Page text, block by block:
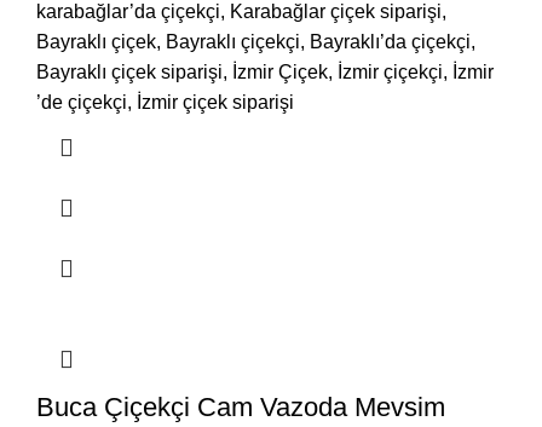
karabağlar’da çiçekçi, Karabağlar çiçek siparişi,
Bayraklı çiçek, Bayraklı çiçekçi, Bayraklı’da çiçekçi,
Bayraklı çiçek siparişi, İzmir Çiçek, İzmir çiçekçi, İzmir
’de çiçekçi, İzmir çiçek siparişi
Buca Çiçekçi Cam Vazoda Mevsim